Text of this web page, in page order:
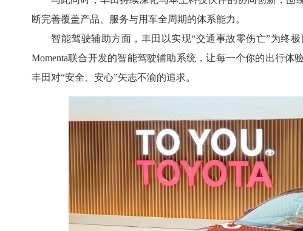
断完善覆盖产品、服务与用车全周期的体系能力。
智能驾驶辅助方面，丰田以实现“交通事故零伤亡”为终
Momenta联合开发的智能驾驶辅助系统，让每一个你的出行
丰田对“安全、安心”矢志不渝的追求。